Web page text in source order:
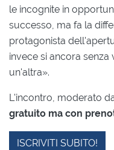
le incognite in
successo, ma fa la
protagonista
invece si ancora
un'altra».
L'incontro, moderato
gratuito ma con
ISCRIVITI SUBITO!